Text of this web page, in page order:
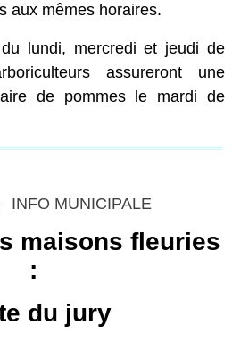
aux mêmes horaires.
lundi, mercredi et jeudi de
assureront une
de pommes le mardi de
INFO MUNICIPALE
maisons fleuries
:
du jury